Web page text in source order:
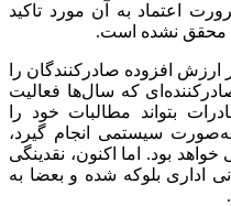
اعتماد به آن مورد تاکید
محقق نشده است.
ارزش افزوده صادرکنندگان را
که سال‌ها فعالیت
بتواند مطالبات خود را
سیستمی انجام گیرد،
بود. اما اکنون، نقدینگی
اداری بلوکه شده و بعضا به